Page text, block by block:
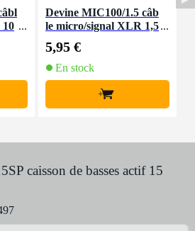
Devine MIC100/1.5 câb
le micro/signal XLR 1,5
5,95 €
En stock
+
caisson de basses actif 15